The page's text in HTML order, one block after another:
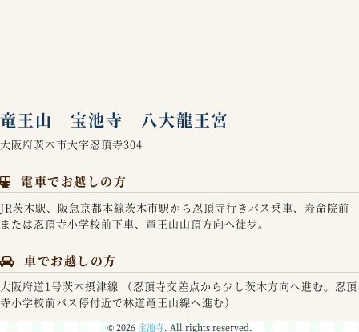
竜王山 宝池寺 八大龍王宮
大阪府茨木市大字忍頂寺304
電車でお越しの方
JR茨木駅、阪急京都本線茨木市駅から忍頂寺行きバス乗車、寿命院前
または忍頂寺小学校前下車、竜王山山頂方向へ徒歩。
車でお越しの方
大阪府道1号茨木摂津線 （忍頂寺交差点から少し茨木方向へ進む。忍頂
寺小学校前バス停付近で林道竜王山線へ進む）
© 2026宝池寺. All rights reserved.